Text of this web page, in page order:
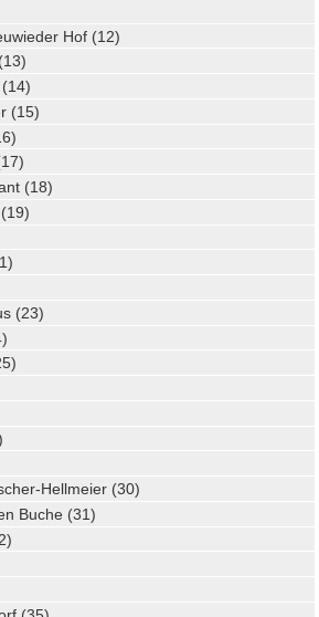
Hof (12)
(15)
(18)
(23)
Hellmeier (30)
Buche (31)